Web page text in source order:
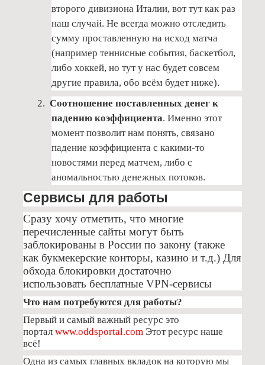
второго дивизиона Италии, вот тут как раз
наш случай. Не всегда можно отследить
сумму проставленную на исход матча
(например теннисные события, баскетбол,
либо хоккей, но тут у нас будет совсем
другие правила, обо всём будет ниже).
2. Соотношение поставленных денег к
падению коэффициента. Именно этот
момент позволит нам понять, связано
падение коэффициента с какими-то
новостями перед матчем, либо с
аномальностью денежных потоков.
Сервисы для работы
Сразу хочу отметить, что многие
перечисленные сайты могут быть
заблокированы в России по закону (также
как букмекерские конторы, казино и т.д.) Для
обхода блокировки достаточно
использовать бесплатные VPN-сервисы
Что нам потребуются для работы?
Первый и самый важный ресурс это
портал www.oddsportal.com Этот ресурс наше
всё!
Одна из самых главных вкладок на которую мы